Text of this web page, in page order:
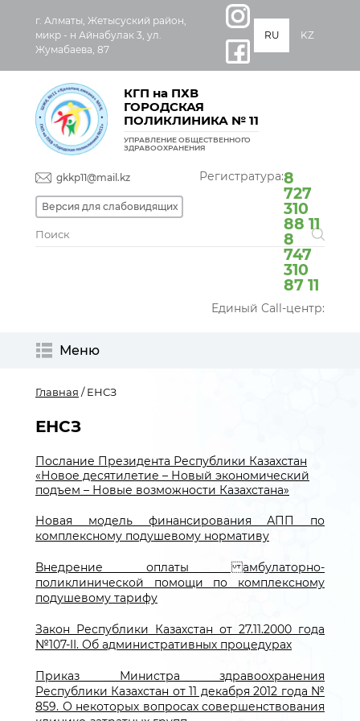
г. Алматы, Жетысуский район,
микр - н Айнабулак 3, ул.
Жумабаева, 87
RU KZ
КГП на ПХВ
ГОРОДСКАЯ
ПОЛИКЛИНИКА № 11
УПРАВЛЕНИЕ ОБЩЕСТВЕННОГО
ЗДРАВООХРАНЕНИЯ
gkkp11@mail.kz
Версия для слабовидящих
Регистратура:8
727
310
88 11
8
747
310
87 11
Единый Call-центр:
Меню
Главная / ЕНСЗ
ЕНСЗ
Послание Президента Республики Казахстан
«Новое десятилетие – Новый экономический
подъем – Новые возможности Казахстана»
Новая модель финансирования АПП по
комплексному подушевому нормативу
Внедрение оплаты амбулаторно-
поликлинической помощи по комплексному
подушевому тарифу
Закон Республики Казахстан от 27.11.2000 года
№107-II. Об административных процедурах
Приказ Министра здравоохранения
Республики Казахстан от 11 декабря 2012 года №
859. О некоторых вопросах совершенствования